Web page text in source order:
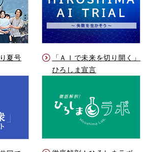
夏号
「ＡＩで未来を切り開く」
ひろしま宣言